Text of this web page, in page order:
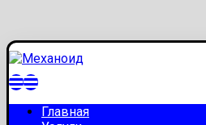
Главная